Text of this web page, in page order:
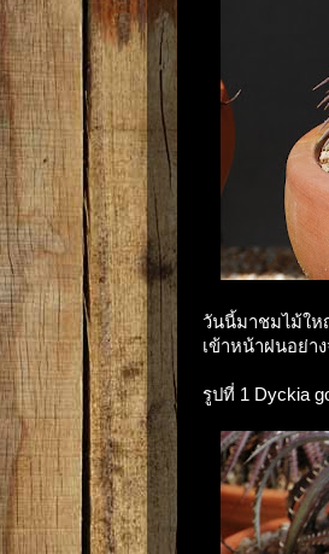
วันนี้มาชมไม้ให
เข้าหน้าฝนอย่า
รูปที่ 1 Dyckia